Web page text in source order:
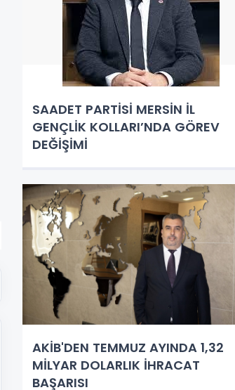
SAADET PARTİSİ MERSİN İL
GENÇLİK KOLLARI’NDA GÖREV
DEĞİŞİMİ
AKİB'DEN TEMMUZ AYINDA 1,32
MİLYAR DOLARLIK İHRACAT
BAŞARISI